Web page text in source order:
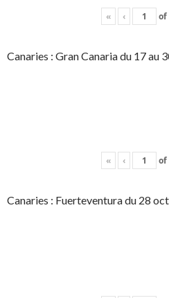
« ‹ of
Canaries : Gran Canaria du 17 au
« ‹ of
Canaries : Fuerteventura du 28